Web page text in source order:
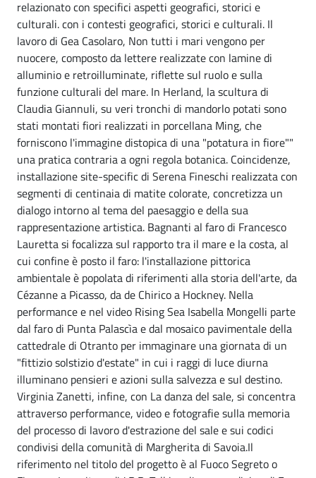
relazionato con specifici aspetti geografici, storici e
culturali. con i contesti geografici, storici e culturali. Il
lavoro di Gea Casolaro, Non tutti i mari vengono per
nuocere, composto da lettere realizzate con lamine di
alluminio e retroilluminate, riflette sul ruolo e sulla
funzione culturali del mare. In Herland, la scultura di
Claudia Giannuli, su veri tronchi di mandorlo potati sono
stati montati fiori realizzati in porcellana Ming, che
forniscono l'immagine distopica di una "potatura in fiore""
una pratica contraria a ogni regola botanica. Coincidenze,
installazione site-specific di Serena Fineschi realizzata con
segmenti di centinaia di matite colorate, concretizza un
dialogo intorno al tema del paesaggio e della sua
rappresentazione artistica. Bagnanti al faro di Francesco
Lauretta si focalizza sul rapporto tra il mare e la costa, al
cui confine è posto il faro: l'installazione pittorica
ambientale è popolata di riferimenti alla storia dell'arte, da
Cézanne a Picasso, da de Chirico a Hockney. Nella
performance e nel video Rising Sea Isabella Mongelli parte
dal faro di Punta Palascìa e dal mosaico pavimentale della
cattedrale di Otranto per immaginare una giornata di un
"fittizio solstizio d'estate" in cui i raggi di luce diurna
illuminano pensieri e azioni sulla salvezza e sul destino.
Virginia Zanetti, infine, con La danza del sale, si concentra
attraverso performance, video e fotografie sulla memoria
del processo di lavoro d'estrazione del sale e sui codici
condivisi della comunità di Margherita di Savoia.Il
riferimento nel titolo del progetto è al Fuoco Segreto o